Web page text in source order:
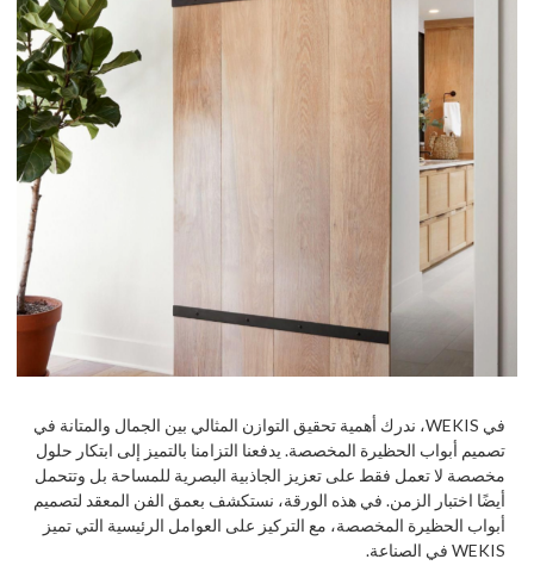
في WEKIS، ندرك أهمية تحقيق التوازن المثالي بين الجمال والمتانة في
تصميم أبواب الحظيرة المخصصة. يدفعنا التزامنا بالتميز إلى ابتكار حلول
مخصصة لا تعمل فقط على تعزيز الجاذبية البصرية للمساحة بل وتتحمل
أيضًا اختبار الزمن. في هذه الورقة، نستكشف بعمق الفن المعقد لتصميم
أبواب الحظيرة المخصصة، مع التركيز على العوامل الرئيسية التي تميز
WEKIS في الصناعة.